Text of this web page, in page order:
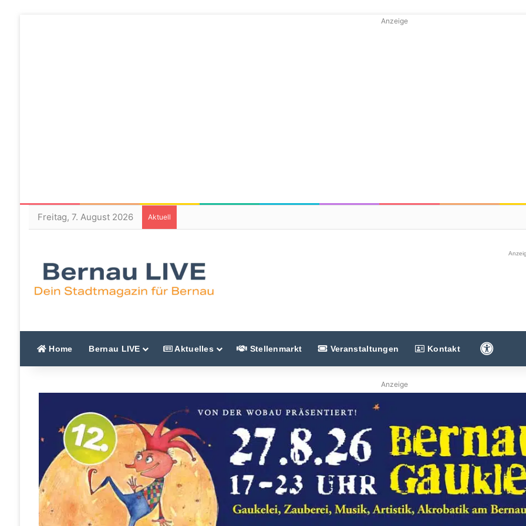
Anzeige
Freitag, 7. August 2026 Aktuell
Home Bernau LIVE Aktuelles Stellenmarkt Veranstaltungen Kontakt
Anzeige